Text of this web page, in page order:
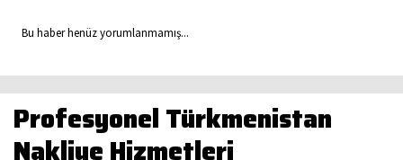
Bu haber henüz yorumlanmamış...
Profesyonel Türkmenistan
Nakliye Hizmetleri